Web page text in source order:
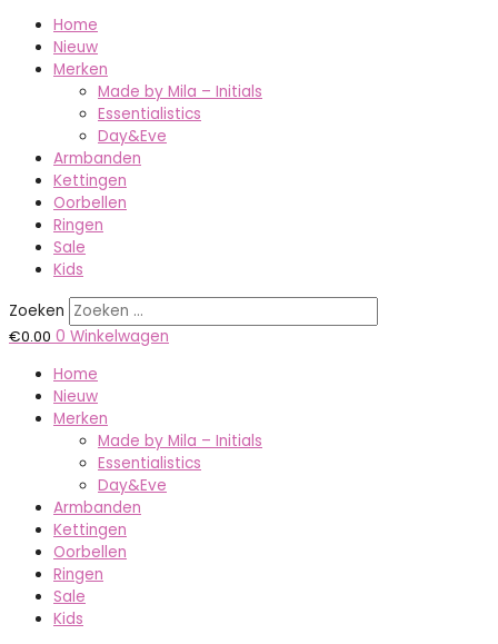
Home
Nieuw
Merken
Made by Mila – Initials
Essentialistics
Day&Eve
Armbanden
Kettingen
Oorbellen
Ringen
Sale
Kids
Zoeken
€0.00 0 Winkelwagen
Home
Nieuw
Merken
Made by Mila – Initials
Essentialistics
Day&Eve
Armbanden
Kettingen
Oorbellen
Ringen
Sale
Kids